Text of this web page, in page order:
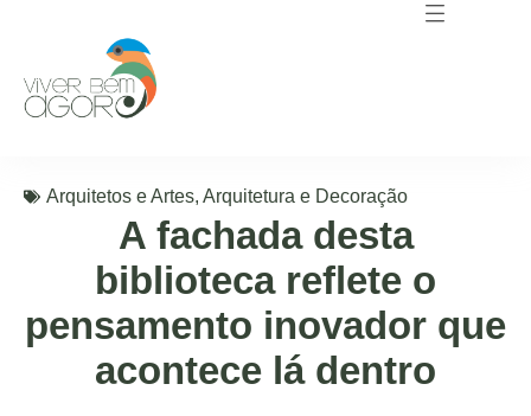
Arquitetos e Artes, Arquitetura e Decoração
A fachada desta
biblioteca reflete o
pensamento inovador que
acontece lá dentro